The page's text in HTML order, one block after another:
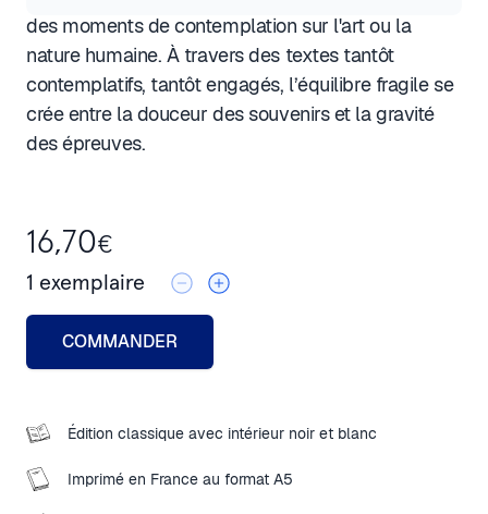
des moments de contemplation sur l'art ou la
nature humaine. À travers des textes tantôt
contemplatifs, tantôt engagés, l’équilibre fragile se
crée entre la douceur des souvenirs et la gravité
des épreuves.
16,70€
1 exemplaire
COMMANDER
Édition classique avec intérieur noir et blanc
Imprimé en France au format A5